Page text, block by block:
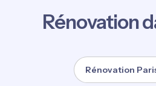
Rénovation
Rénovation